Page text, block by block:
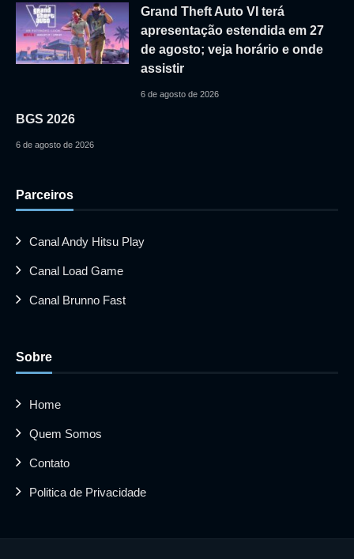
Grand Theft Auto VI terá
apresentação estendida em 27
de agosto; veja horário e onde
assistir
6 de agosto de 2026
BGS 2026
6 de agosto de 2026
Parceiros
Canal Andy Hitsu Play
Canal Load Game
Canal Brunno Fast
Sobre
Home
Quem Somos
Contato
Politica de Privacidade